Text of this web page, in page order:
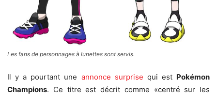
Les fans de personnages à lunettes sont servis.
Il y a pourtant une annonce surprise qui est Pokémon
Champions. Ce titre est décrit comme «centré sur les